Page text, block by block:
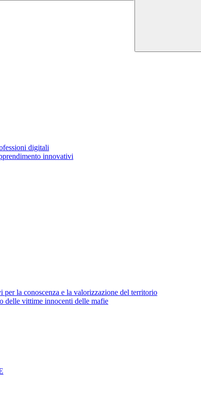
digitali
innovativi
la conoscenza e la valorizzazione del territorio
delle vittime innocenti delle mafie